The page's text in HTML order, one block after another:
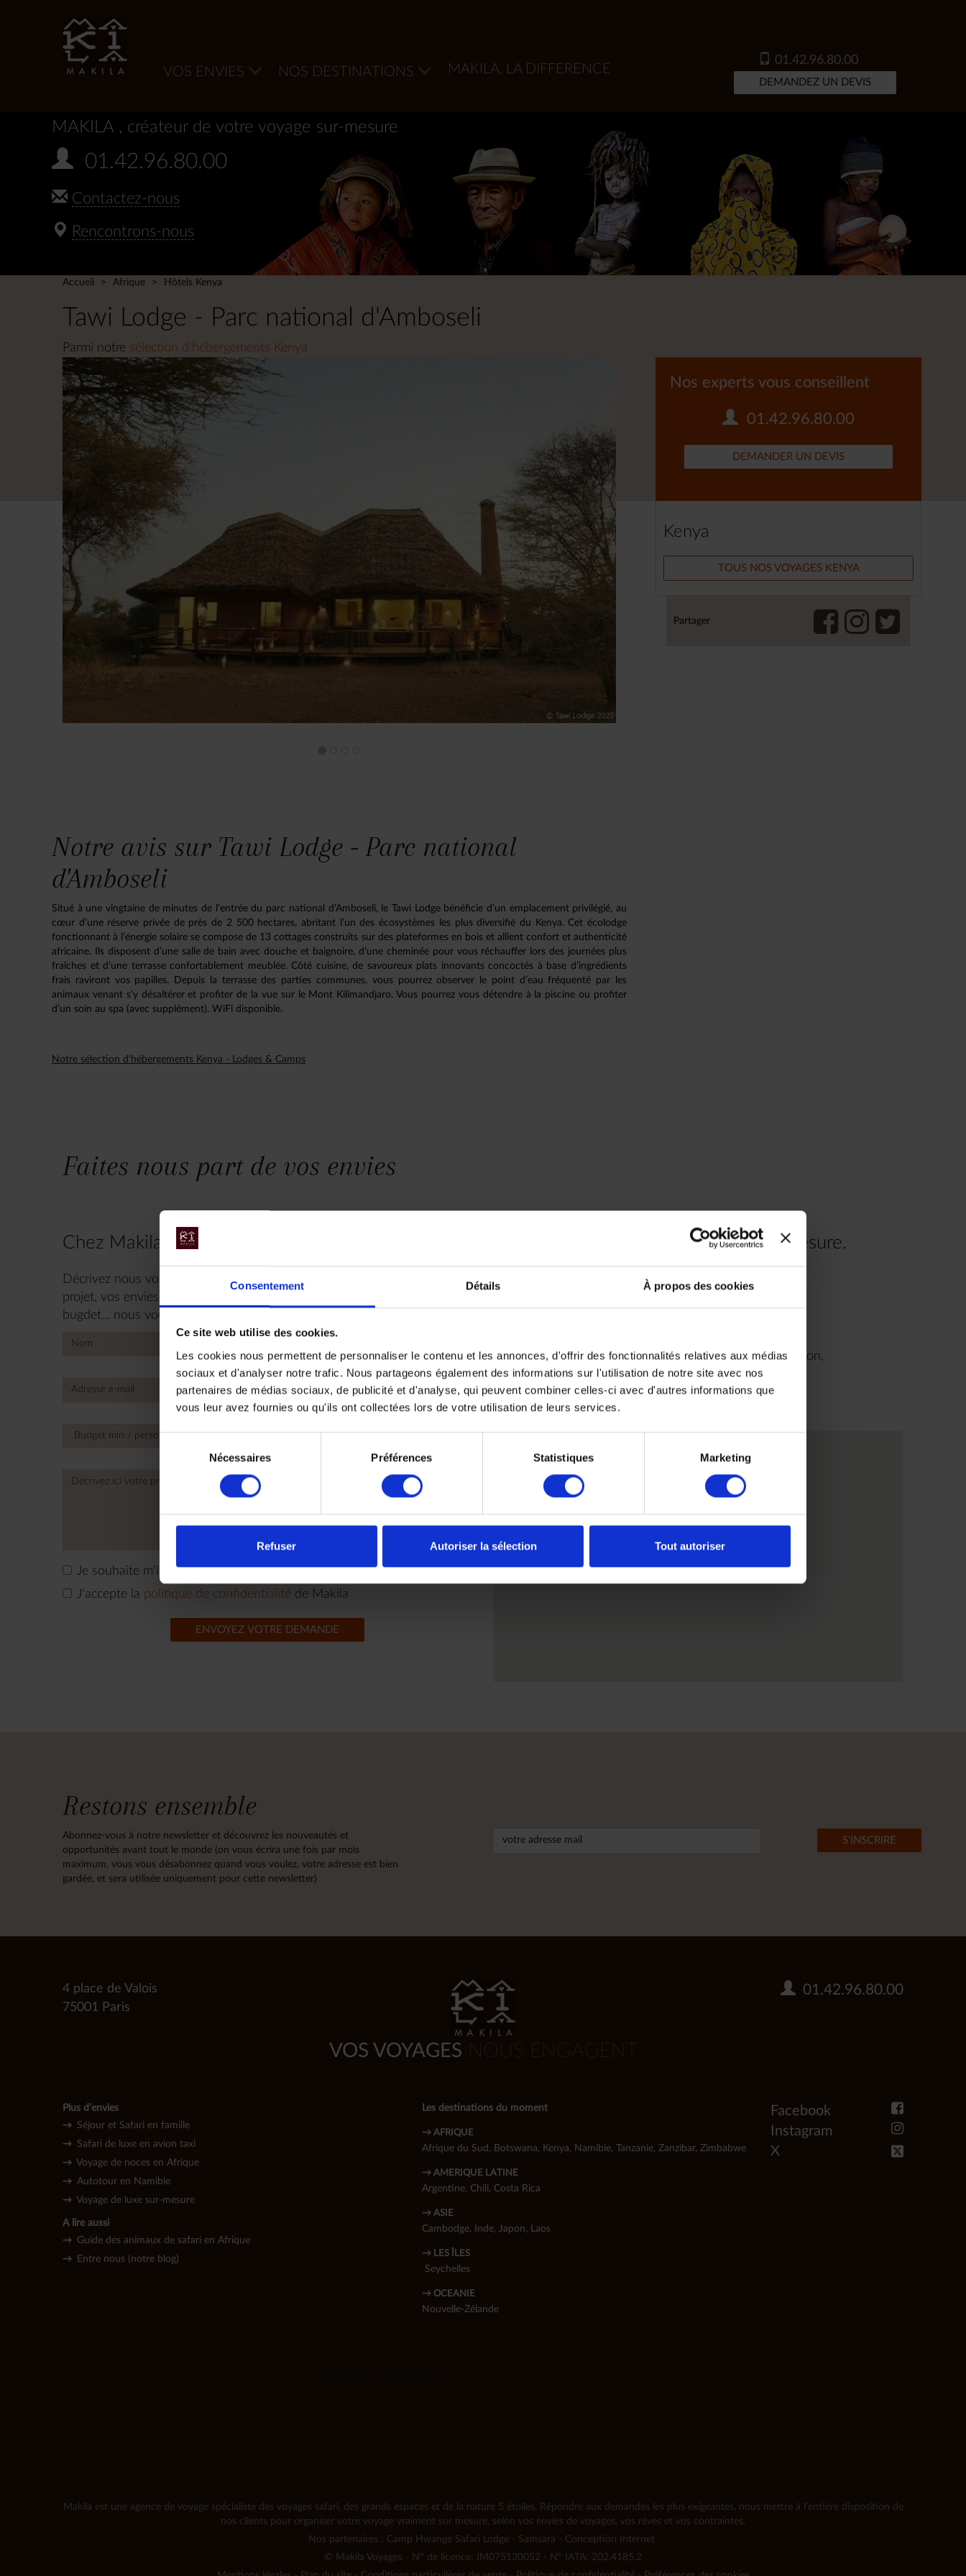
Consentement Détails À propos des cookies
Ce site web utilise des cookies.
Les cookies nous permettent de personnaliser le contenu et les annonces, d'offrir des fonctionnalités relatives aux médias
sociaux et d'analyser notre trafic. Nous partageons également des informations sur l'utilisation de notre site avec nos
partenaires de médias sociaux, de publicité et d'analyse, qui peuvent combiner celles-ci avec d'autres informations que
vous leur avez fournies ou qu'ils ont collectées lors de votre utilisation de leurs services.
consentement
Nécessaires Préférences Statistiques Marketing
Refuser Autoriser la sélection Tout autoriser
VOS ENVIES NOS DESTINATIONS MAKILA, LA DIFFERENCE
01.42.96.80.00
DEMANDEZ UN DEVIS
MAKILA , créateur de votre voyage sur-mesure
01.42.96.80.00
Contactez-nous
Rencontrons-nous
Accueil Afrique Hôtels Kenya
Tawi Lodge - Parc national d'Amboseli
Parmi notre sélection d'hébergements Kenya
Notre avis sur Tawi Lodge - Parc national
d'Amboseli
Situé à une vingtaine de minutes de l’entrée du parc national d’Amboseli, le Tawi Lodge bénéficie d’un emplacement privilégié, au
cœur d’une réserve privée de près de 2 500 hectares, abritant l’un des écosystèmes les plus diversifié du Kenya. Cet écolodge
fonctionnant à l’énergie solaire se compose de 13 cottages construits sur des plateformes en bois et allient confort et authenticité
africaine. Ils disposent d’une salle de bain avec douche et baignoire, d’une cheminée pour vous réchauffer lors des journées plus
fraîches et d’une terrasse confortablement meublée. Côté cuisine, de savoureux plats innovants concoctés à base d’ingrédients
frais raviront vos papilles. Depuis la terrasse des parties communes, vous pourrez observer le point d’eau fréquenté par les
animaux venant s’y désaltérer et profiter de la vue sur le Mont Kilimandjaro. Vous pourrez vous détendre à la piscine ou profiter
d’un soin au spa (avec supplément). WiFi disponible.
Notre sélection d'hébergements Kenya - Lodges & Camps
Nos experts vous conseillent
01.42.96.80.00
DEMANDER UN DEVIS
Kenya
TOUS NOS VOYAGES KENYA
Partager
Faites nous part de vos envies
Chez Makila Voyages, chaque voyage est unique, nous construisons votre voyage à votre mesure.
Décrivez nous votre projet maintenant, n’hésitez pas à bien détailler votre
projet, vos envies, le nombre de personnes, vos dates, régions souhaitées,
bugdet... nous vous répondrons très rapidement
No
country
Je souhaite m'inscrire à la newsletter
J'accepte la politique de confidentialité de Makila
ENVOYEZ VOTRE DEMANDE
01.42.96.80.00
du Lundi au Vendredi de 09H00 à 18H30 sans interruption,
uniquement sur rendez-vous
4 place de Valois 75001 Paris
Restons ensemble
Abonnez-vous à notre newsletter et découvrez les nouveautés et
opportunités avant tout le monde (on vous écrira une fois par mois
maximum, vous vous désabonnez quand vous voulez, votre adresse est bien
gardée, et sera utilisée uniquement pour cette newsletter)
VOS VOYAGES NOUS ENGAGENT
4 place de Valois
75001 Paris
01.42.96.80.00
Plus d’envies
→ Séjour et Safari en famille
→ Safari de luxe en avion taxi
→ Voyage de noces en Afrique
→ Autotour en Namibie
→ Voyage de l uxe sur-mesure
A lire aussi
→ Guide des animaux de safari en Afrique
→
Entre nous (notre blog)
Les destinations du moment
→ AFRIQUE
Afrique du Sud , Botswana, Kenya, Namibie, Tanzanie, Zanzibar, Zimbabwe
→ AMERIQUE LATINE
Argentine, Chili, Costa Rica
→ ASIE
Cambodge, Inde, Japon, Laos
→ LES ÎLES
Seychelles
→ OCEANIE
Nouvelle-Zélande
Facebook
Instagram
X
Makila est une agence de voyage spécialiste des voyages safari, des grands espaces et de la nature 5 étoiles. Répondre aux demandes les plus exigeantes, nous mettre à l’entière disposition de
nos clients pour organiser votre voyage vraiment sur mesure, selon vos envies de voyages, vos rêves et vos contraintes.
Nos partenaires : Camp Hwange Safari Lodge - Samsara - Conception Internet
© Makila Voyages - N° de licence: IM075130052 - N° IATA: 202.4185.2